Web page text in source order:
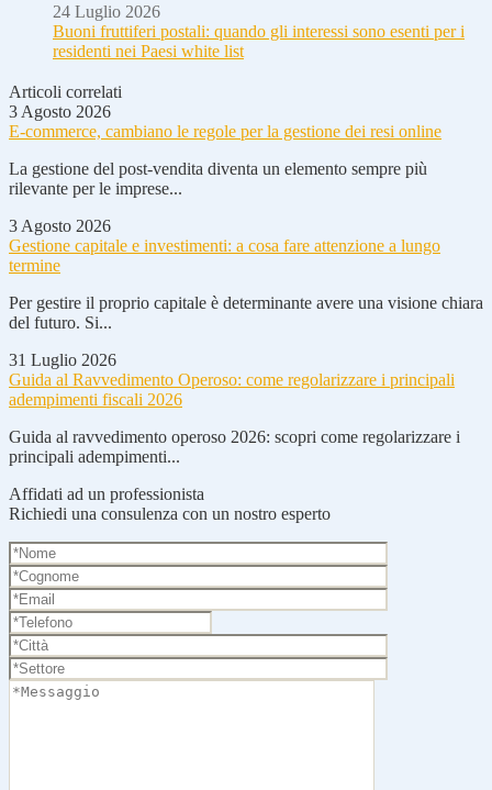
24 Luglio 2026
Buoni fruttiferi postali: quando gli interessi sono esenti per i
residenti nei Paesi white list
Articoli correlati
3 Agosto 2026
E-commerce, cambiano le regole per la gestione dei resi online
La gestione del post-vendita diventa un elemento sempre più
rilevante per le imprese...
3 Agosto 2026
Gestione capitale e investimenti: a cosa fare attenzione a lungo
termine
Per gestire il proprio capitale è determinante avere una visione chiara
del futuro. Si...
31 Luglio 2026
Guida al Ravvedimento Operoso: come regolarizzare i principali
adempimenti fiscali 2026
Guida al ravvedimento operoso 2026: scopri come regolarizzare i
principali adempimenti...
Affidati ad un professionista
Richiedi una consulenza con un nostro esperto